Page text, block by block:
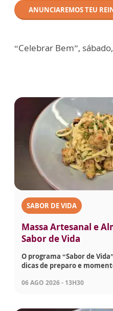
ANUNCIAREMOS TEU
“Celebrar Bem”,
SABOR DE VIDA
Massa Artesanal e
Sabor de Vida
O programa “Sabor de
dicas de preparo e
06 AGO 2026 - 13H30